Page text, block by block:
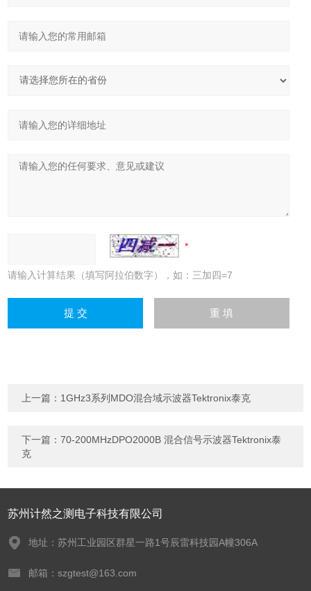
请输入计算结果（填写阿拉伯数字），如：三加四=7
上一篇： 1GHz3系列MDO混合域示波器Tektronix泰克
下一篇：70-200MHzDPO2000B 混合信号示波器Tektronix泰
克
苏州计然之测电子科技有限公司
地址：苏州工业园区群星一路1号辰雷科技园A幢306A
邮箱：szgtest@163.com